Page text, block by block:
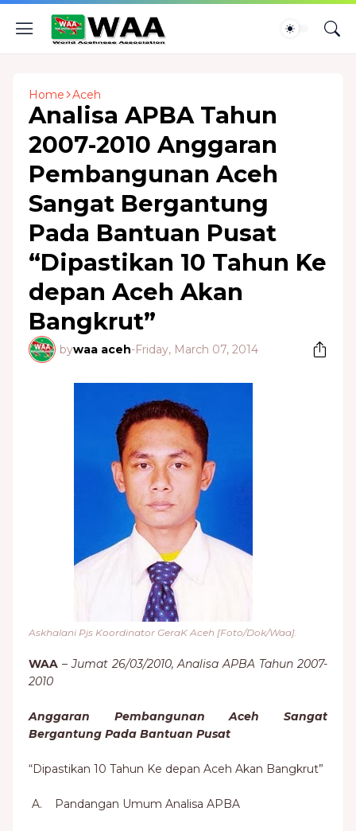
Home Aceh
Analisa APBA Tahun
2007-2010 Anggaran
Pembangunan Aceh
Sangat Bergantung
Pada Bantuan Pusat
“Dipastikan 10 Tahun Ke
depan Aceh Akan
Bangkrut”
bywaa aceh-Friday, March 07, 2014
Askhalani Pjs Koordinator GeraK Aceh [Foto/Dok/Waa].
WAA –Jumat 26/03/2010, Analisa APBA Tahun 2007-
2010
Anggaran Pembangunan Aceh Sangat
Bergantung Pada Bantuan Pusat
“Dipastikan 10 Tahun Ke depan Aceh Akan Bangkrut”
A. Pandangan Umum Analisa APBA